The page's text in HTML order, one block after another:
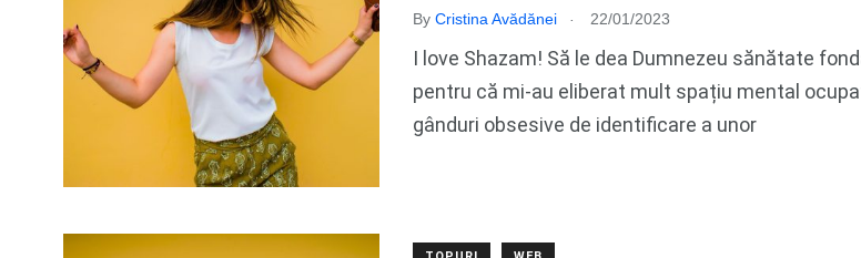
By Cristina Avădănei 22/01/2023
I love Shazam! Să le dea Dumnezeu sănătate
pentru că mi-au eliberat mult spațiu mental
gânduri obsesive de identificare a unor